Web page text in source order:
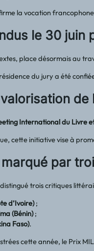
la vocation
le 30
place désormais au
du jury a été
International du Livre
cette initiative vise à
par
trois critiques
d’Ivoire);
(Bénin);
Faso).
cette année, le Prix